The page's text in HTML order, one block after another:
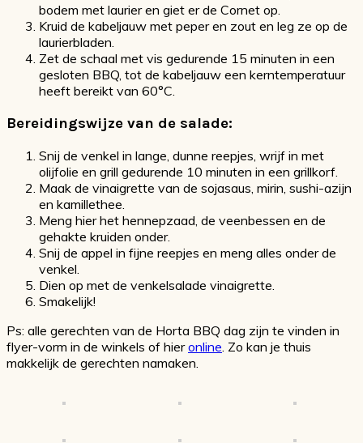
bodem met laurier en giet er de Cornet op.
Kruid de kabeljauw met peper en zout en leg ze op de
laurierbladen.
Zet de schaal met vis gedurende 15 minuten in een
gesloten BBQ, tot de kabeljauw een kerntemperatuur
heeft bereikt van 60°C.
Bereidingswijze van de salade:
Snij de venkel in lange, dunne reepjes, wrijf in met
olijfolie en grill gedurende 10 minuten in een grillkorf.
Maak de vinaigrette van de sojasaus, mirin, sushi-azijn
en kamillethee.
Meng hier het hennepzaad, de veenbessen en de
gehakte kruiden onder.
Snij de appel in fijne reepjes en meng alles onder de
venkel.
Dien op met de venkelsalade vinaigrette.
Smakelijk!
Ps: alle gerechten van de Horta BBQ dag zijn te vinden in
flyer-vorm in de winkels of hieronline . Zo kan je thuis
makkelijk de gerechten namaken.